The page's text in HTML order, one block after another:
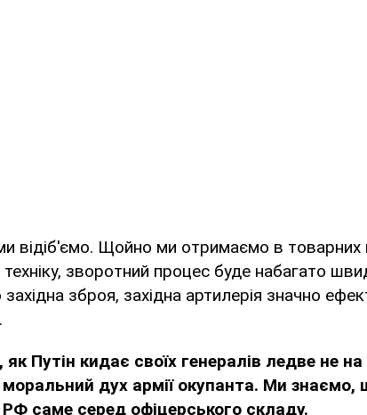
відіб'ємо. Щойно ми отримаємо в товарних
зворотний процес буде набагато
зброя, західна артилерія значно
Путін кидає своїх генералів ледве не
дух армії окупанта. Ми знаємо,
РФ саме серед офіцерського складу.